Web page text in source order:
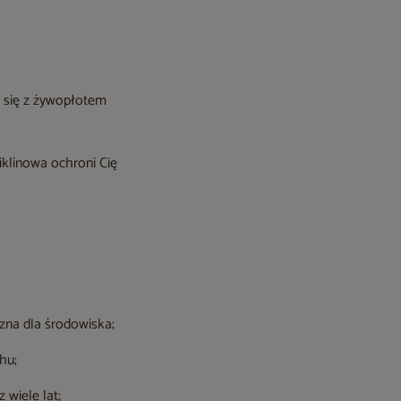
z żywopłotem
ochroni Cię
dla środowiska;
wiele lat;